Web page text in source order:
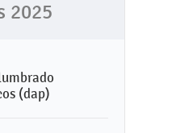
2025
(dap)